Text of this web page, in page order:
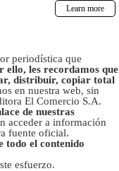
periodística que
ello, les recordamos que
distribuir, copiar total
en nuestra web, sin
El Comercio S.A.
de nuestras
acceder a información
fuente oficial.
todo el contenido
esfuerzo.